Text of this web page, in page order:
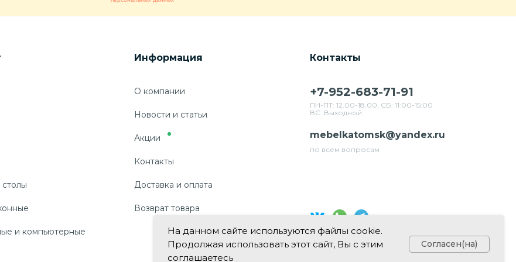
+7-952-683-71-91
ПН-ПТ: 12.00-18.00, СБ: 11:00-15:00
ВС: Выходной
Информация Контакты
и компьютерные
mebelkatomsk@yandex.ru
по всем вопросам
Свяжитесь с нами в соц. сетях
О компании
Новости и статьи
Акции
Контакты
Доставка и оплата
Возврат товара
На данном сайте используются файлы cookie.
Продолжая использовать этот сайт, Вы с этим
соглашаетесь
Согласен(на)